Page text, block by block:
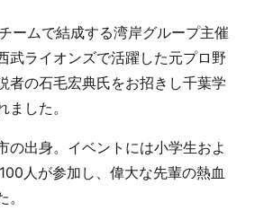
ームで結成する湾岸グループ主催
武ライオンズで活躍した元プロ野
者の石毛宏典氏をお招きし千葉学
した。
の出身。イベントには小学生およ
人が参加し、偉大な先輩の熱血